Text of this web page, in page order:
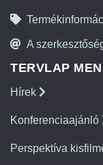
A
TERVLAP
Hírek
Konferenciaajánló
Perspektíva